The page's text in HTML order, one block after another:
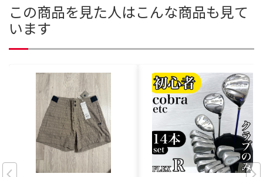
この商品を見た人はこんな商品も見て
います